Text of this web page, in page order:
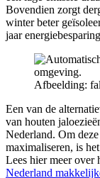
Bovendien zorgt
winter beter
jaar
Afbeelding:
Een van de
van houten
Nederland. Om
maximaliseren, is
Lees hier meer over
Nederland